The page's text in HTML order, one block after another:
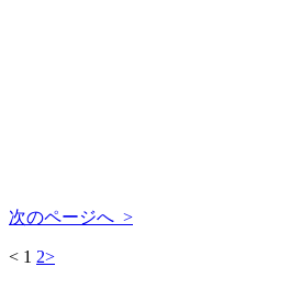
次のページへ >
< 1 2>